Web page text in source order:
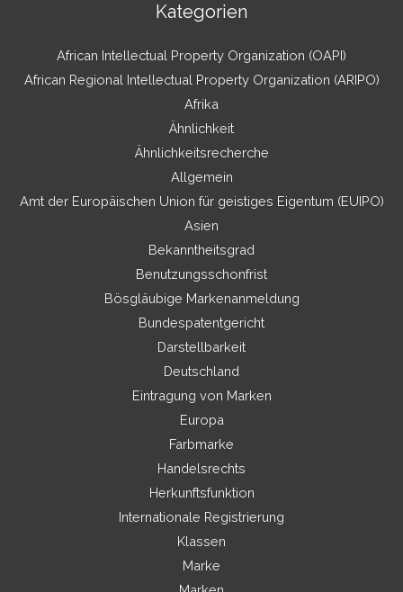
Kategorien
African Intellectual Property Organization (OAPI)
African Regional Intellectual Property Organization (ARIPO)
Afrika
Ähnlichkeit
Ähnlichkeitsrecherche
Allgemein
Amt der Europäischen Union für geistiges Eigentum (EUIPO)
Asien
Bekanntheitsgrad
Benutzungsschonfrist
Bösgläubige Markenanmeldung
Bundespatentgericht
Darstellbarkeit
Deutschland
Eintragung von Marken
Europa
Farbmarke
Handelsrechts
Herkunftsfunktion
Internationale Registrierung
Klassen
Marke